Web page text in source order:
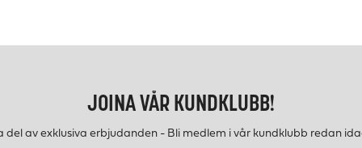
JOINA VÅR KUNDKLUBB!
del av exklusiva erbjudanden - Bli medlem i vår kundklubb redan